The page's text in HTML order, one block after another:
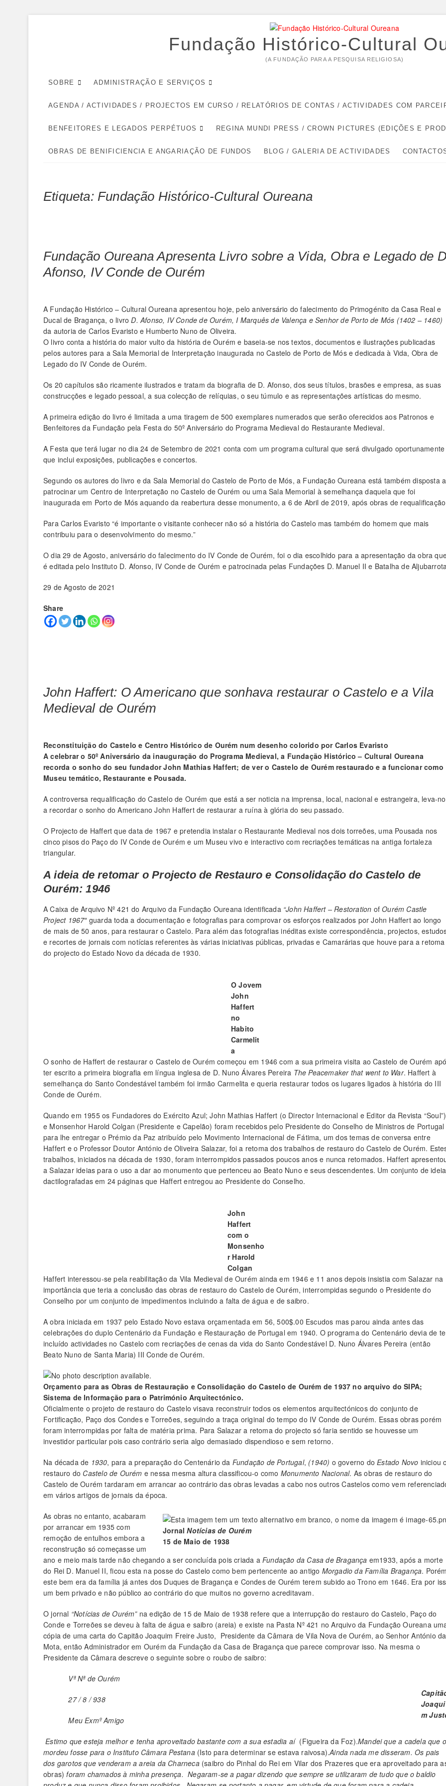
Fundação Histórico-Cultural
(A FUNDAÇÃO PARA A PESQUISA RELIGIOSA)
SOBRE ADMINISTRAÇÃO E SERVIÇOS
AGENDA / ACTIVIDADES / PROJECTOS EM CURSO / RELATÓRIOS DE CONTAS / ACTIVIDADES COM
BENFEITORES E LEGADOS PERPÉTUOS REGINA MUNDI PRESS / CROWN PICTURES (EDIÇÕES E
OBRAS DE BENIFICIENCIA E ANGARIAÇÃO DE FUNDOS BLOG / GALERIA DE ACTIVIDADES
Etiqueta: Fundação Histórico-Cultural Oureana
Fundação Oureana Apresenta Livro sobre a Vida, Obra e Legado de
Afonso, IV Conde de Ourém
A Fundação Histórico – Cultural Oureana apresentou hoje, pelo aniversário do falecimento do Primogénito da Casa Real e
Ducal de Bragança, o livroD. Afonso, IV Conde de Ourém, I Marquês de Valença e Senhor de Porto de Mós (1402 – 1460)
da autoria de Carlos Evaristo e Humberto Nuno de Oliveira.
O livro conta a história do maior vulto da história de Ourém e baseia-se nos textos, documentos e ilustrações publicadas
pelos autores para a Sala Memorial de Interpretação inaugurada no Castelo de Porto de Mós e dedicada à Vida, Obra de
Legado do IV Conde de Ourém.
Os 20 capítulos são ricamente ilustrados e tratam da biografia de D. Afonso, dos seus títulos, brasões e empresa, as suas
construcções e legado pessoal, a sua colecção de relíquias, o seu túmulo e as representações artísticas do mesmo.
A primeira edição do livro é limitada a uma tiragem de 500 exemplares numerados que serão oferecidos aos Patronos e
Benfeitores da Fundação pela Festa do 50º Aniversário do Programa Medieval do Restaurante Medieval.
A Festa que terá lugar no dia 24 de Setembro de 2021 conta com um programa cultural que será divulgado
que inclui exposições, publicações e concertos.
Segundo os autores do livro e da Sala Memorial do Castelo de Porto de Mós, a Fundação Oureana está também disposta a
patrocinar um Centro de Interpretação no Castelo de Ourém ou uma Sala Memorial à semelhança daquela que foi
inaugurada em Porto de Mós aquando da reabertura desse monumento, a 6 de Abril de 2019, após obras de
Para Carlos Evaristo “é importante o visitante conhecer não só a história do Castelo mas também do homem que mais
contribuiu para o desenvolvimento do mesmo.”
O dia 29 de Agosto, aniversário do falecimento do IV Conde de Ourém, foi o dia escolhido para a apresentação da obra
é editada pelo Instituto D. Afonso, IV Conde de Ourém e patrocinada pelas Fundações D. Manuel II e Batalha de
29 de Agosto de 2021
Share
John Haffert: O Americano que sonhava restaurar o Castelo e a Vila
Medieval de Ourém
Reconstituição do Castelo e Centro Histórico de Ourém num desenho colorido por Carlos Evaristo
A celebrar o 50º Aniversário da inauguração do Programa Medieval, a Fundação Histórico – Cultural Oureana
recorda o sonho do seu fundador John Mathias Haffert; de ver o Castelo de Ourém restaurado e a funcionar como
Museu temático, Restaurante e Pousada.
A controversa requalificação do Castelo de Ourém que está a ser noticia na imprensa, local, nacional e estrangeira, leva-
a recordar o sonho do Americano John Haffert de restaurar a ruína à glória do seu passado.
O Projecto de Haffert que data de 1967 e pretendia instalar o Restaurante Medieval nos dois torreões, uma Pousada nos
cinco pisos do Paço do IV Conde de Ourém e um Museu vivo e interactivo com recriações temáticas na antiga fortaleza
triangular.
A ideia de retomar o Projecto de Restauro e Consolidação do Castelo de
Ourém: 1946
A Caixa de Arquivo Nº 421 do Arquivo da Fundação Oureana identificada “John Haffert –Restoration ofOurém Castle
Project 1967″guarda toda a documentação e fotografias para comprovar os esforços realizados por John Haffert ao longo
de mais de 50 anos, para restaurar o Castelo. Para além das fotografias inéditas existe correspondência, projectos,
e recortes de jornais com notícias referentes às várias iniciativas públicas, privadas e Camarárias que houve para a retoma
do projecto do Estado Novo da década de 1930.
O Jovem
John
Haffert
no
Habito
Carmelit
a
O sonho de Haffert de restaurar o Castelo de Ourém começou em 1946 com a sua primeira visita ao Castelo de Ourém
ter escrito a primeira biografia em língua inglesa de D. Nuno Álvares Pereira The Peacemaker that went to War. Haffert à
semelhança do Santo Condestável também foi irmão Carmelita e queria restaurar todos os lugares ligados à história do III
Conde de Ourém.
Quando em 1955 os Fundadores do Exército Azul; John Mathias Haffert (o Director Internacional e Editor da Revista “Soul”)
e Monsenhor Harold Colgan (Presidente e Capelão) foram recebidos pelo Presidente do Conselho de Ministros de Portugal
para lhe entregar o Prémio da Paz atribuído pelo Movimento Internacional de Fátima, um dos temas de conversa entre
Haffert e o Professor Doutor António de Oliveira Salazar, foi a retoma dos trabalhos de restauro do Castelo de Ourém.
trabalhos, iniciados na década de 1930, foram interrompidos passados poucos anos e nunca retomados. Haffert
a Salazar ideias para o uso a dar ao monumento que pertenceu ao Beato Nuno e seus descendentes. Um conjunto de
dactilografadas em 24 páginas que Haffert entregou ao Presidente do Conselho.
John
Haffert
com o
Monsenho
r Harold
Colgan
Haffert interessou-se pela reabilitação da Vila Medieval de Ourém ainda em 1946 e 11 anos depois insistia com Salazar na
importância que teria a conclusão das obras de restauro do Castelo de Ourém, interrompidas segundo o Presidente do
Conselho por um conjunto de impedimentos incluindo a falta de água e de saibro.
A obra iniciada em 1937 pelo Estado Novo estava orçamentada em 56, 500$.00 Escudos mas parou ainda antes das
celebrações do duplo Centenário da Fundação e Restauração de Portugal em 1940. O programa do Centenário devia de
incluído actividades no Castelo com recriações de cenas da vida do Santo Condestável D. Nuno Álvares Pereira (então
Beato Nuno de Santa Maria) III Conde de Ourém.
Orçamento para as Obras de Restauração e Consolidação do Castelo de Ourém de 1937 no arquivo do SIPA;
Sistema de Informação para o Património Arquitectónico.
Oficialmente o projeto de restauro do Castelo visava reconstruir todos os elementos arquitectónicos do conjunto de
Fortificação, Paço dos Condes e Torreões, seguindo a traça original do tempo do IV Conde de Ourém. Essas obras porém
foram interrompidas por falta de matéria prima. Para Salazar a retoma do projecto só faria sentido se houvesse um
investidor particular pois caso contrário seria algo demasiado dispendioso e sem retorno.
Na década de 1930, para a preparação do Centenário da Fundação de Portugal, (1940) o governo do Estado Novo iniciou
restauro do Castelo de Ourém e nessa mesma altura classificou-o como Monumento Nacional. As obras de restauro do
Castelo de Ourém tardaram em arrancar ao contrário das obras levadas a cabo nos outros Castelos como vem
em vários artigos de jornais da época.
JornalNotícias de Ourém
15 de Maio de 1938
As obras no entanto, acabaram
por arrancar em 1935 com
remoção de entulhos embora a
reconstrução só começasse um
ano e meio mais tarde não chegando a ser concluída pois criada aFundação da Casa de Bragança em1933, após a morte
do Rei D. Manuel II, ficou esta na posse do Castelo como bem pertencente ao antigo Morgadio da Família Bragança.
este bem era da família já antes dos Duques de Bragança e Condes de Ourém terem subido ao Trono em 1646. Era por
um bem privado e não público ao contrário do que muitos no governo acreditavam.
O jornal “Notícias de Ourém”na edição de 15 de Maio de 1938 refere que a interrupção do restauro do Castelo, Paço do
Conde e Torreões se deveu à falta de água e saibro (areia) e existe na Pasta Nº 421 no Arquivo da Fundação Oureana
cópia de uma carta do Capitão Joaquim Freire Justo, Presidente da Câmara de Vila Nova de Ourém, ao Senhor António da
Mota, então Administrador em Ourém da Fundação da Casa de Bragança que parece comprovar isso. Na mesma o
Presidente da Câmara descreve o seguinte sobre o roubo de saibro:
Joaqui
m
Vª Nª de Ourém
27 / 8 / 938
Meu Exmº Amigo
Estimo que esteja melhor e tenha aproveitado bastante com a sua estadia aí (Figueira da Foz).Mandei que a cadela que
mordeu fosse para o Instituto Câmara Pestana (Isto para determinar se estava raivosa).Ainda nada me disseram. Os pais
dos garotos que venderam a areia da Charneca (saibro do Pinhal do Rei em Vilar dos Prazeres que era aproveitado para
obras) foram chamados à minha presença. Negaram-se a pagar dizendo que sempre se utilizaram de tudo que o baldio